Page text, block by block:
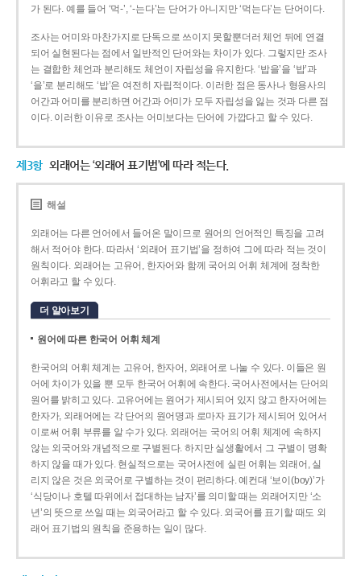
가 된다. 예를 들어 ‘먹-’, ‘-는다’는 단어가 아니지만 ‘먹는다’는 단어이다.
조사는 어미와 마찬가지로 단독으로 쓰이지 못할뿐더러 체언 뒤에 연결
되어 실현된다는 점에서 일반적인 단어와는 차이가 있다. 그렇지만 조사
는 결합한 체언과 분리해도 체언이 자립성을 유지한다. ‘밥을’을 ‘밥’과
‘을’로 분리해도 ‘밥’은 여전히 자립적이다. 이러한 점은 동사나 형용사의
어간과 어미를 분리하면 어간과 어미가 모두 자립성을 잃는 것과 다른 점
이다. 이러한 이유로 조사는 어미보다는 단어에 가깝다고 할 수 있다.
제3항 외래어는 ‘외래어 표기법’에 따라 적는다.
해설
외래어는 다른 언어에서 들어온 말이므로 원어의 언어적인 특징을 고려
해서 적어야 한다. 따라서 ‘외래어 표기법’을 정하여 그에 따라 적는 것이
원칙이다. 외래어는 고유어, 한자어와 함께 국어의 어휘 체계에 정착한
어휘라고 할 수 있다.
더 알아보기
원어에 따른 한국어 어휘 체계
한국어의 어휘 체계는 고유어, 한자어, 외래어로 나눌 수 있다. 이들은 원
어에 차이가 있을 뿐 모두 한국어 어휘에 속한다. 국어사전에서는 단어의
원어를 밝히고 있다. 고유어에는 원어가 제시되어 있지 않고 한자어에는
한자가, 외래어에는 각 단어의 원어명과 로마자 표기가 제시되어 있어서
이로써 어휘 부류를 알 수가 있다. 외래어는 국어의 어휘 체계에 속하지
않는 외국어와 개념적으로 구별된다. 하지만 실생활에서 그 구별이 명확
하지 않을 때가 있다. 현실적으로는 국어사전에 실린 어휘는 외래어, 실
리지 않은 것은 외국어로 구별하는 것이 편리하다. 예컨대 ‘보이(boy)’가
‘식당이나 호텔 따위에서 접대하는 남자’를 의미할 때는 외래어지만 ‘소
년’의 뜻으로 쓰일 때는 외국어라고 할 수 있다. 외국어를 표기할 때도 외
래어 표기법의 원칙을 준용하는 일이 많다.